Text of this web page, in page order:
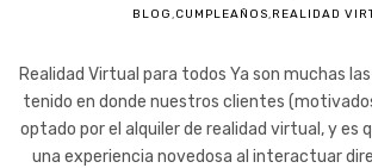
BLOG,CUMPLEAÑOS,REALIDAD
Realidad Virtual para todos Ya son muchas
tenido en donde nuestros clientes
optado por el alquiler de realidad virtual, y es
una experiencia novedosa al interactuar